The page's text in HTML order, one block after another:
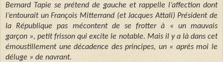
Bernard Tapie se prétend de gauche et rappelle l’affection dont
l’entourait un François Mitterrand (et Jacques Attali) Président de
la République pas mécontent de se frotter à « un mauvais
garçon », petit frisson qui excite le notable. Mais il y a là dans cet
émoustillement une décadence des principes, un « après moi le
déluge » de navrant.